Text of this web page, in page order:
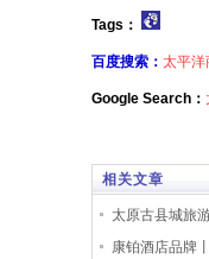
Tags：
百度搜索： 太平洋
Google Search：
相关文章
太原古县城旅
康铂酒店品牌